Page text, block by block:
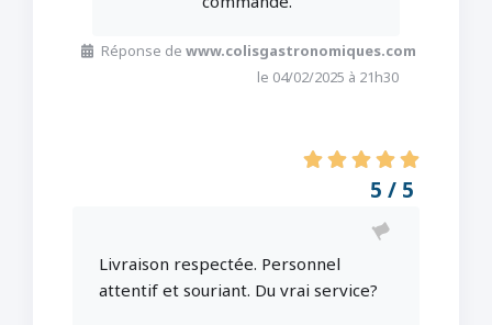
Réponse de www.colisgastronomiques.com
le 04/02/2025 à 21h30
5 / 5
Livraison respectée. Personnel
attentif et souriant. Du vrai service?